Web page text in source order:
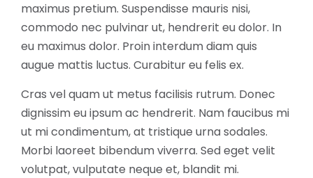
maximus pretium. Suspendisse mauris nisi,
commodo nec pulvinar ut, hendrerit eu dolor. In
eu maximus dolor. Proin interdum diam quis
augue mattis luctus. Curabitur eu felis ex.
Cras vel quam ut metus facilisis rutrum. Donec
dignissim eu ipsum ac hendrerit. Nam faucibus mi
ut mi condimentum, at tristique urna sodales.
Morbi laoreet bibendum viverra. Sed eget velit
volutpat, vulputate neque et, blandit mi.